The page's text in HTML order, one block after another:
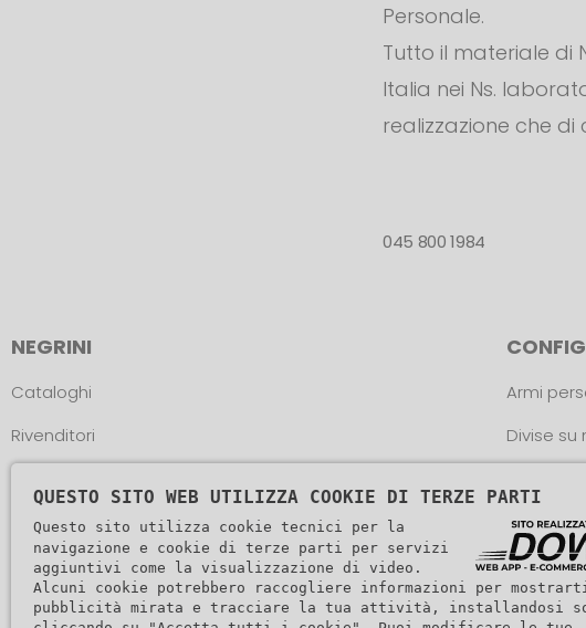
Personale.
Tutto il materiale di
Italia nei Ns.
realizzazione che
045 800 1984
NEGRINI
Cataloghi
Rivenditori
Assistenza
Armi
Divise su
QUESTO SITO WEB UTILIZZA COOKIE DI TERZE PARTI
Questo sito utilizza cookie tecnici per la
navigazione e cookie di terze parti per servizi
aggiuntivi come la visualizzazione di video.
Alcuni cookie potrebbero raccogliere informazioni per
pubblicità mirata e tracciare la tua attività, installandosi